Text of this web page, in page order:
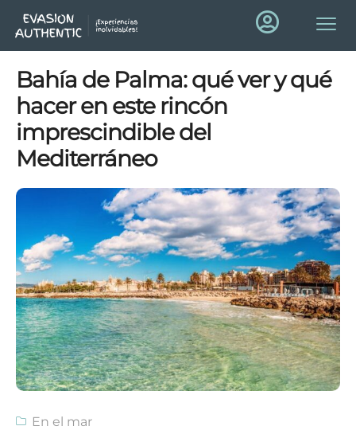
Bahía de Palma: qué ver y qué
hacer en este rincón
imprescindible del
Mediterráneo
En el mar